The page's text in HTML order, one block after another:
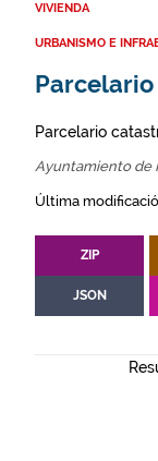
VIVIENDA
URBANISMO E
Parcelario
Ayuntamiento de
Última
ZIP
JSON